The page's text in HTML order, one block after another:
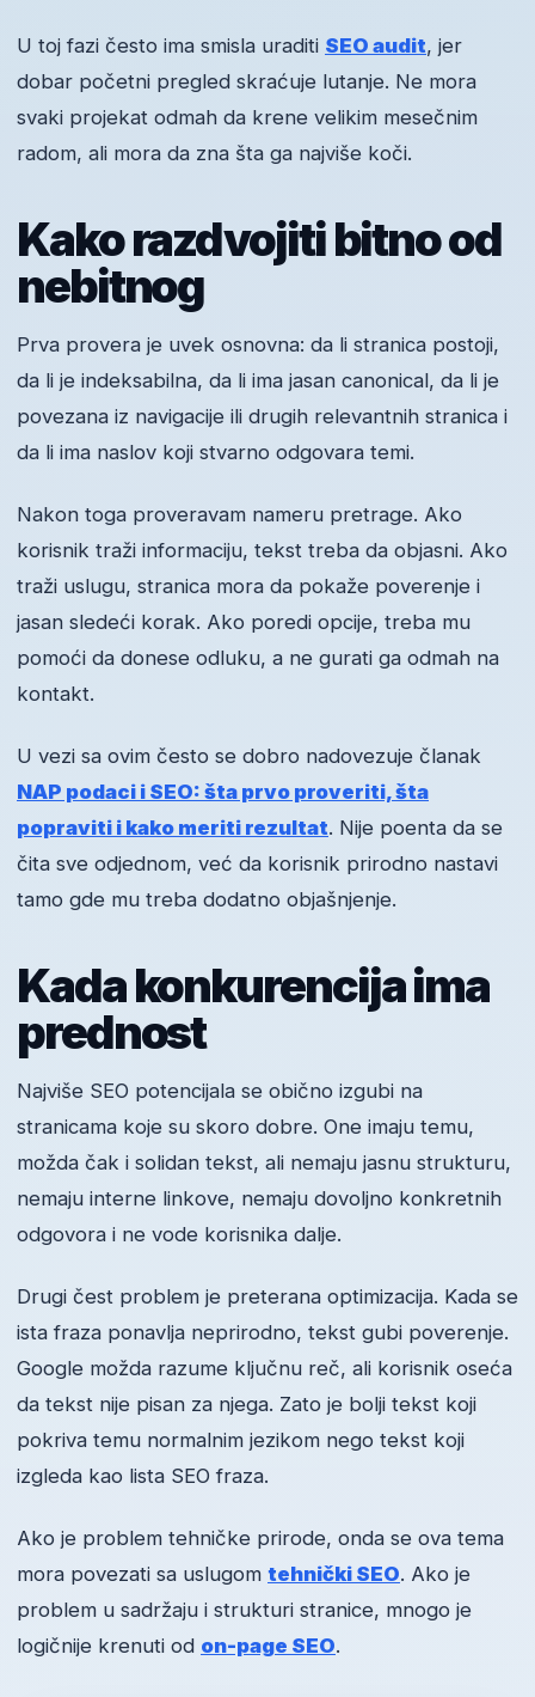
U toj fazi često ima smisla uraditi SEO audit, jer
dobar početni pregled skraćuje lutanje. Ne mora
svaki projekat odmah da krene velikim mesečnim
radom, ali mora da zna šta ga najviše koči.
Kako razdvojiti bitno od
nebitnog
Prva provera je uvek osnovna: da li stranica postoji,
da li je indeksabilna, da li ima jasan canonical, da li je
povezana iz navigacije ili drugih relevantnih stranica i
da li ima naslov koji stvarno odgovara temi.
Nakon toga proveravam nameru pretrage. Ako
korisnik traži informaciju, tekst treba da objasni. Ako
traži uslugu, stranica mora da pokaže poverenje i
jasan sledeći korak. Ako poredi opcije, treba mu
pomoći da donese odluku, a ne gurati ga odmah na
kontakt.
U vezi sa ovim često se dobro nadovezuje članak
NAP podaci i SEO: šta prvo proveriti, šta
popraviti i kako meriti rezultat. Nije poenta da se
čita sve odjednom, već da korisnik prirodno nastavi
tamo gde mu treba dodatno objašnjenje.
Kada konkurencija ima
prednost
Najviše SEO potencijala se obično izgubi na
stranicama koje su skoro dobre. One imaju temu,
možda čak i solidan tekst, ali nemaju jasnu strukturu,
nemaju interne linkove, nemaju dovoljno konkretnih
odgovora i ne vode korisnika dalje.
Drugi čest problem je preterana optimizacija. Kada se
ista fraza ponavlja neprirodno, tekst gubi poverenje.
Google možda razume ključnu reč, ali korisnik oseća
da tekst nije pisan za njega. Zato je bolji tekst koji
pokriva temu normalnim jezikom nego tekst koji
izgleda kao lista SEO fraza.
Ako je problem tehničke prirode, onda se ova tema
mora povezati sa uslugom tehnički SEO. Ako je
problem u sadržaju i strukturi stranice, mnogo je
logičnije krenuti od on-page SEO.